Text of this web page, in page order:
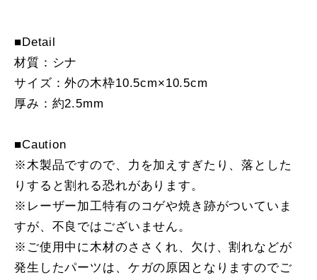
■Detail
材質：シナ
サイズ：外の木枠10.5cm×10.5cm
厚み：約2.5mm
■Caution
※木製品ですので、力を加えすぎたり、落とした
りすると割れる恐れがあります。
※レーザー加工特有のコゲや焼き跡がついていま
すが、不良ではございません。
※ご使用中に木材のささくれ、欠け、割れなどが
発生したパーツは、ケガの原因となりますのでご